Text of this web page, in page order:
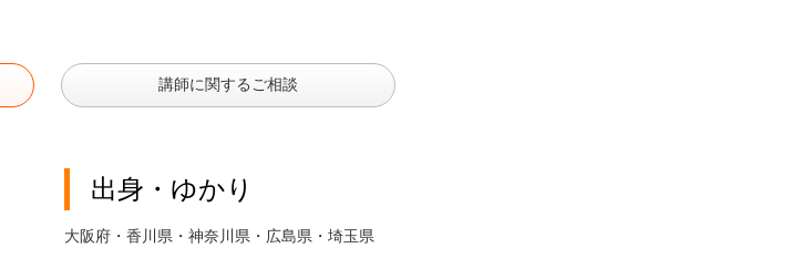
講師に関するご相談
出身・ゆかり
大阪府・香川県・神奈川県・広島県・埼玉県